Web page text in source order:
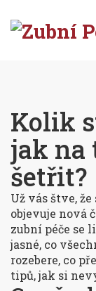
Kolik
jak na
šetřit?
Už vás štve,
objevuje nová
zubní péče se
jasné, co
rozebere, co
tipů, jak si